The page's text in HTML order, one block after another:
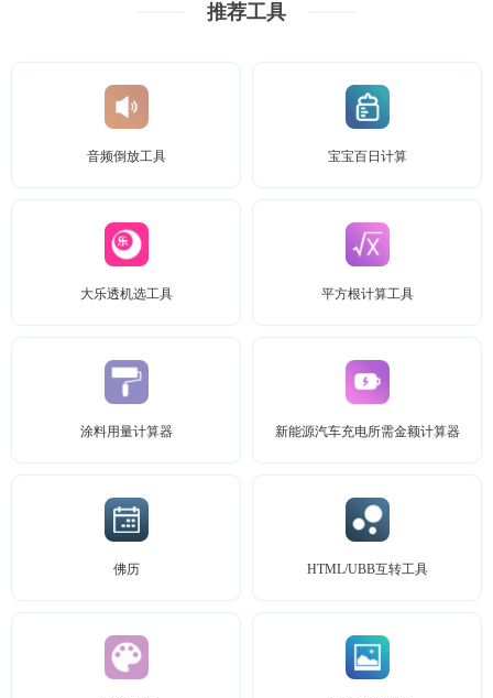
推荐工具
音频倒放工具 宝宝百日计算
大乐透机选工具 平方根计算工具
涂料用量计算器 新能源汽车充电所需金额计算器
佛历 HTML/UBB互转工具